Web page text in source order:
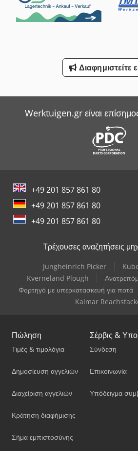
Διαφημιστείτε
Werktuigen.gr είναι
+49 201 857 861 80
+49 201 857 861 80
+49 201 857 861 80
Τρέχουσες αναζητήσεις
Jungheinrich Picker
Kverneland Plough
Φορτηγό με υπερκατασκευή για ποτά
Kalmar
Πώληση
Τιμές & τιμολόγια
Δημοσίευση αγγελιών
Διαχείριση αγγελιών
Κράτηση διαφήμισης
Σήμα εμπιστοσύνης
Σέρβις &
Σύνδεση
Επικοινωνία
Υπόδειγμα